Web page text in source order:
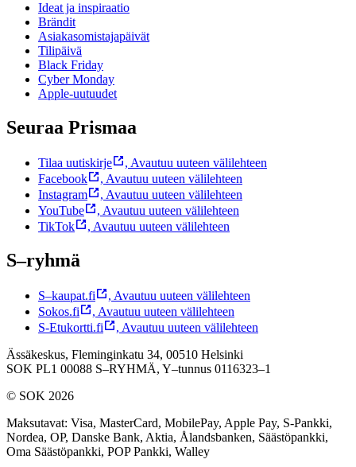
Ideat ja inspiraatio
Brändit
Asiakasomistajapäivät
Tilipäivä
Black Friday
Cyber Monday
Apple-uutuudet
Seuraa Prismaa
Tilaa uutiskirje , Avautuu uuteen välilehteen
Facebook
, Avautuu uuteen välilehteen
Instagram
, Avautuu uuteen välilehteen
YouTube
, Avautuu uuteen välilehteen
TikTok
, Avautuu uuteen välilehteen
S–ryhmä
S–kaupat.fi , Avautuu uuteen välilehteen
Sokos.fi
, Avautuu uuteen välilehteen
S-Etukortti.fi
, Avautuu uuteen välilehteen
Ässäkeskus, Fleminginkatu 34, 00510 Helsinki
SOK PL1 00088 S–RYHMÄ, Y–tunnus 0116323–1
© SOK 2026
Maksutavat: Visa, MasterCard, MobilePay, Apple Pay, S-Pankki,
Nordea, OP, Danske Bank, Aktia, Ålandsbanken, Säästöpankki,
Oma Säästöpankki, POP Pankki, Walley